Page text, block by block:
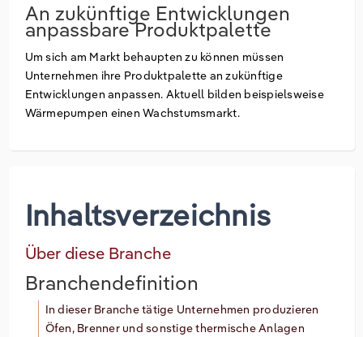
An zukünftige Entwicklungen
anpassbare Produktpalette
Um sich am Markt behaupten zu können müssen
Unternehmen ihre Produktpalette an zukünftige
Entwicklungen anpassen. Aktuell bilden beispielsweise
Wärmepumpen einen Wachstumsmarkt.
Inhaltsverzeichnis
Über diese Branche
Branchendefinition
In dieser Branche tätige Unternehmen produzieren
Öfen, Brenner und sonstige thermische Anlagen